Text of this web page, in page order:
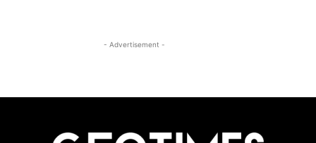
- Advertisement -